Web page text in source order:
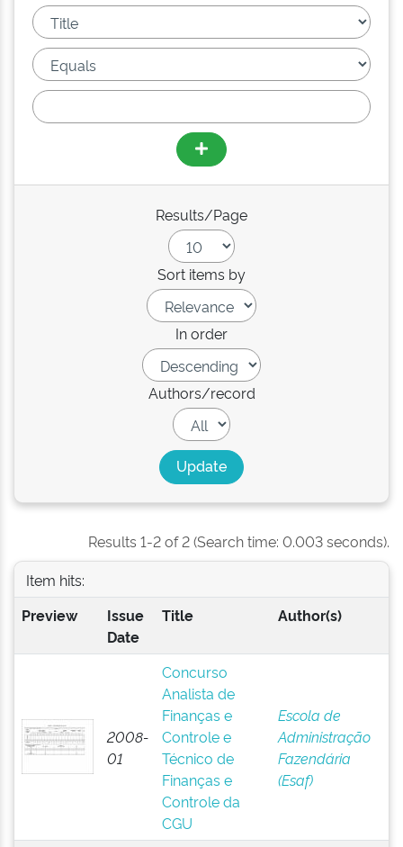
Results/Page
Sort items by
In order
Authors/record
Results 1-2 of 2 (Search time: 0.003 seconds).
Item hits:
Preview
Issue
Date
Title Author(s)
2008-
01
Concurso
Analista de
Finanças e
Controle e
Técnico de
Finanças e
Controle da
CGU
Escola de
Administração
Fazendária
(Esaf)